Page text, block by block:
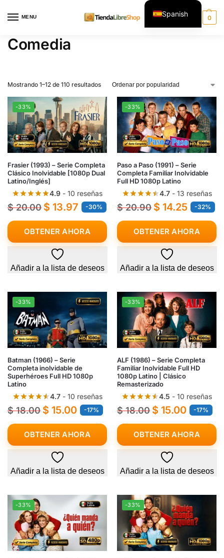
MENU 0
Comedia
Mostrando 1–24 de 110 resultados
-33%
Frasier (1993) – Serie Completa
Clásico Inolvidable [1080p Dual
Latino/Inglés]
4.9 - 10 reseñas
$20.00 $ 13.97 -30%
OBTENER AHORA
Añadir a la lista de deseos
-33%
Paso a Paso (1991) – Serie
Completa Familiar Inolvidable
Full HD 1080p Latino
4.7- 13 reseñas
$20.90 $ 14.25 -32%
OBTENER AHORA
Añadir a la lista de deseos
-33%
Batman (1966) – Serie
Completa inolvidable de
Superhéroes Full HD 1080p
Latino
4.7- 10 reseñas
$18.00 $ 15.00 -17%
OBTENER AHORA
Añadir a la lista de deseos
-33%
ALF (1986) – Serie Completa
Familiar Inolvidable Full HD
1080p Latino | Clásico
Remasterizado
4.5 - 10 reseñas
$18.00 $ 15.00 -17%
OBTENER AHORA
Añadir a la lista de deseos
-33% -33%
Spanish
English